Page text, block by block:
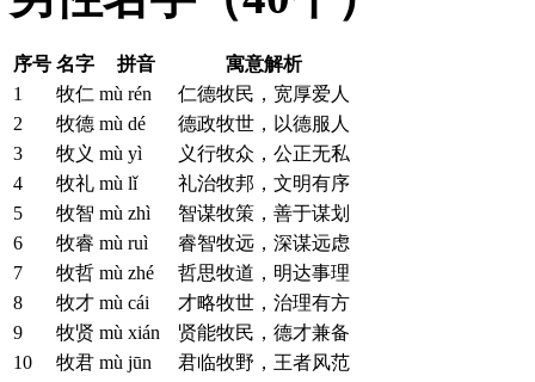
序号 名字 拼音
寓意解析
1
牧仁 mù rén
仁德牧民，宽厚爱人
2
牧德 mù dé
德政牧世，以德服人
3
牧义 mù yì
义行牧众，公正无私
4
牧礼 mù lǐ
礼治牧邦，文明有序
5
牧智 mù zhì
智谋牧策，善于谋划
6
牧睿 mù ruì
睿智牧远，深谋远虑
7
牧哲 mù zhé
哲思牧道，明达事理
8
牧才 mù cái
才略牧世，治理有方
9
牧贤 mù xián
贤能牧民，德才兼备
10
牧君 mù jūn
君临牧野，王者风范